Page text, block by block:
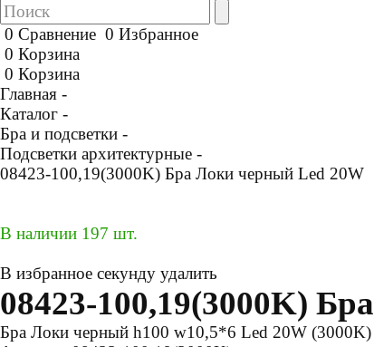
0 Сравнение 0 Избранное
0 Корзина
0 Корзина
Главная -
Каталог -
Бра и подсветки -
Подсветки архитектурные -
08423-100,19(3000K) Бра Локи черный Led 20W
В наличии 197 шт.
В избранное секунду удалить
08423-100,19(3000K)
Бра Локи черный h100 w10,5*6 Led 20W (3000K)